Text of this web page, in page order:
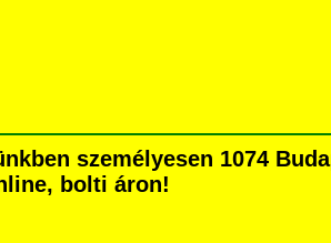
személyesen 1074
bolti áron!